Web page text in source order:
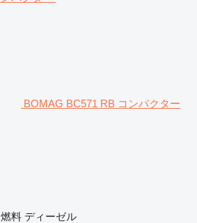
BOMAG BC571 RB コンパクター
燃料 ディーゼル